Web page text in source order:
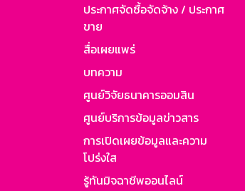
ประกาศจัดซื้อจัดจ้าง / ประกาศ
ขาย
สื่อเผยแพร่
บทความ
ศูนย์วิจัยธนาคารออมสิน
ศูนย์บริการข้อมูลข่าวสาร
การเปิดเผยข้อมูลและความ
โปร่งใส
รู้ทันมิจฉาชีพออนไลน์